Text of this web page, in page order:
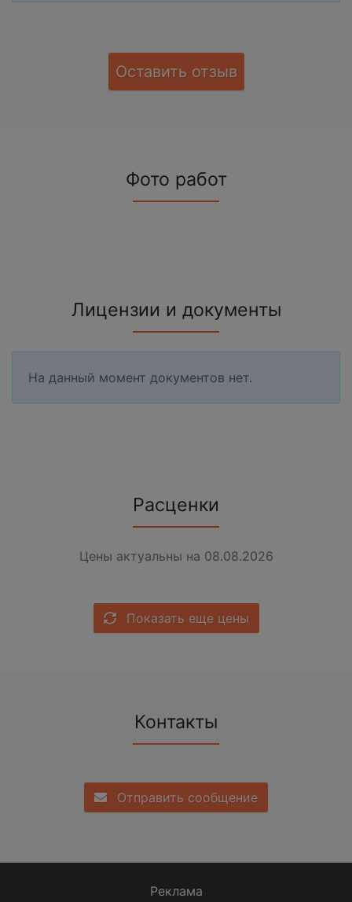
Оставить отзыв
Фото работ
Лицензии и документы
На данный момент документов нет.
Расценки
Цены актуальны на 08.08.2026
Показать еще цены
Контакты
Отправить сообщение
Реклама